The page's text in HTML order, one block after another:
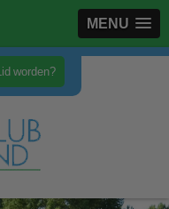
MENU
Lid worden?